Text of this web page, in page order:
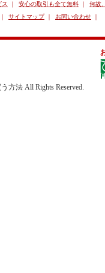
｜ 安心の取引も全て無料 ｜
何故
｜ サイトマップ｜ お問い合わせ ｜
方法 All Rights Reserved.